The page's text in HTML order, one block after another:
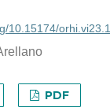
10.15174/orhi.vi23.1
PDF